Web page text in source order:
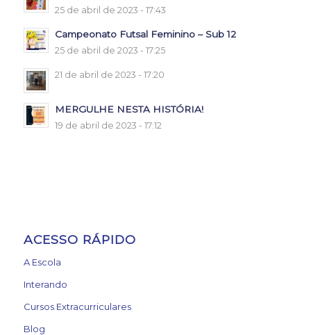
25 de abril de 2023 - 17:43
Campeonato Futsal Feminino – Sub 12
25 de abril de 2023 - 17:25
21 de abril de 2023 - 17:20
MERGULHE NESTA HISTÓRIA!
19 de abril de 2023 - 17:12
ACESSO RÁPIDO
A Escola
Interando
Cursos Extracurriculares
Blog